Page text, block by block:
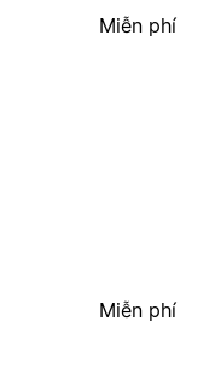
Miễn phí
Miễn phí